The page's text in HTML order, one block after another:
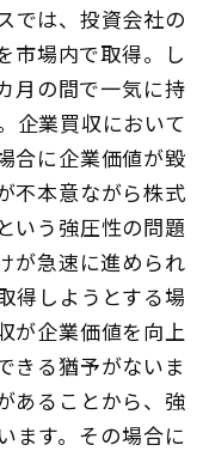
では、投資会社の
市場内で取得。し
月の間で一気に持
企業買収において
合に企業価値が毀
不本意ながら株式
いう強圧性の問題
が急速に進められ
得しようとする場
が企業価値を向上
きる猶予がないま
あることから、強
ます。その場合に